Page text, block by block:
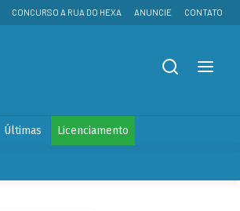
CONCURSO A RUA DO HEXA ANUNCIE CONTATO
Últimas Licenciamento